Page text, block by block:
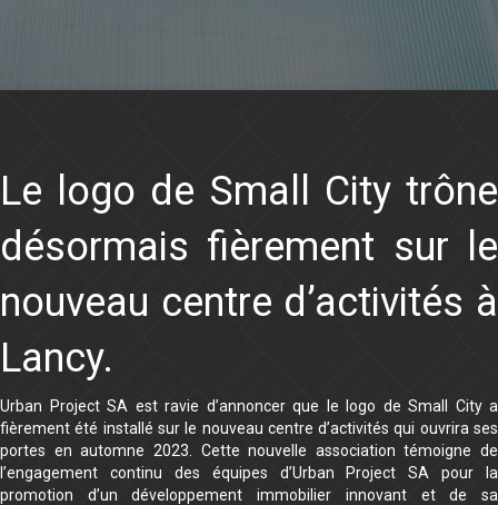
Le logo de Small City trône
désormais fièrement sur le
nouveau centre d’activités à
Lancy.
Urban Project SA est ravie d’annoncer que le logo de Small City a
fièrement été installé sur le nouveau centre d’activités qui ouvrira ses
portes en automne 2023. Cette nouvelle association témoigne de
l’engagement continu des équipes d’Urban Project SA pour la
promotion d’un développement immobilier innovant et de sa